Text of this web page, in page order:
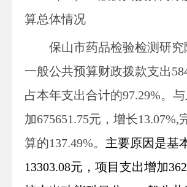
算总体情况
保山市药品检验检测研究
一般公共预算财政拨款支出
占本年支出合计的97.29%。
加675651.75元，增长13.07%,
算的137.49%。 主要原因是基
13303.08元，项目支出增加